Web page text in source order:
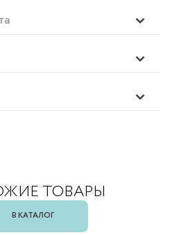
ТОВАРЫ
В КАТАЛОГ